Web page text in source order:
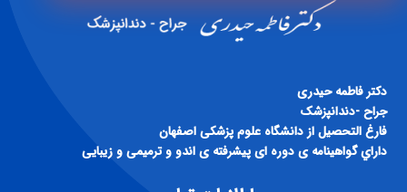
دكتر فاطمه حيدری
جراح -دندانپزشک
فارغ التحصيل از دانشگاه علوم پزشكی اصفهان
داراي گواهينامه ی دوره ای پيشرفته ی اندو و ترميمی و زيبايی